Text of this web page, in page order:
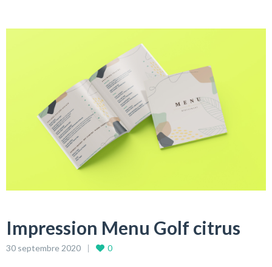
Impression Menu Golf citrus
30 septembre 2020 0